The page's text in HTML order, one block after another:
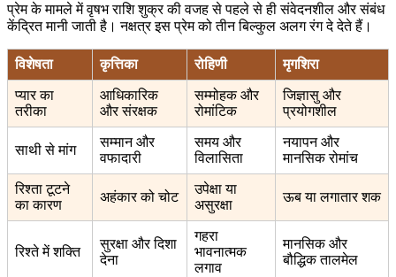
प्रेम के मामले में वृषभ राशि शुक्र की वजह से पहले से ही संवेदनशील और संबंध
केंद्रित मानी जाती है। नक्षत्र इस प्रेम को तीन बिल्कुल अलग रंग दे देते हैं।
विशेषता कृत्तिका रोहिणी मृगशिरा
प्यार का
तरीका
आधिकारिक
और संरक्षक
सम्मोहक और
रोमांटिक
जिज्ञासु और
प्रयोगशील
साथी से मांग
सम्मान और
वफादारी
समय और
विलासिता
नयापन और
मानसिक रोमांच
रिश्ता टूटने
का कारण
अहंकार को चोट
उपेक्षा या
असुरक्षा
ऊब या लगातार शक
रिश्ते में शक्ति
सुरक्षा और दिशा
देना
गहरा
भावनात्मक
लगाव
मानसिक और
बौद्धिक तालमेल